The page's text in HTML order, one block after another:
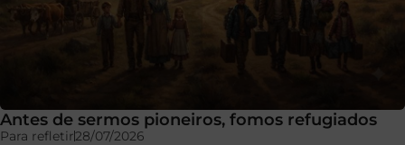
Antes de sermos pioneiros, fomos refugiados
Para refletir28/07/2026